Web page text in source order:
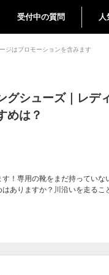
受付中の質問
ジはプロモーションを含みます
グシューズ｜レデ
めは？
！専用の靴をまだ持っていな
ありますか？川沿いを走るこ